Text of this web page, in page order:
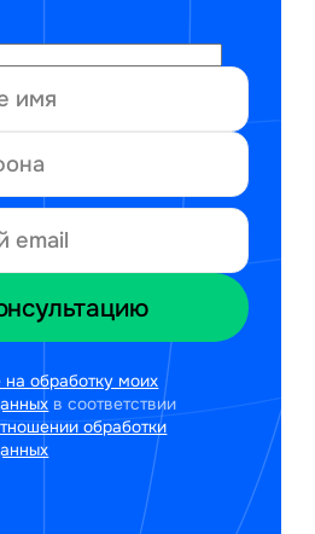
на обработку моих
в соответствии
обработки